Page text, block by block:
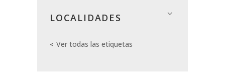
LOCALIDADES
Ver todas las etiquetas